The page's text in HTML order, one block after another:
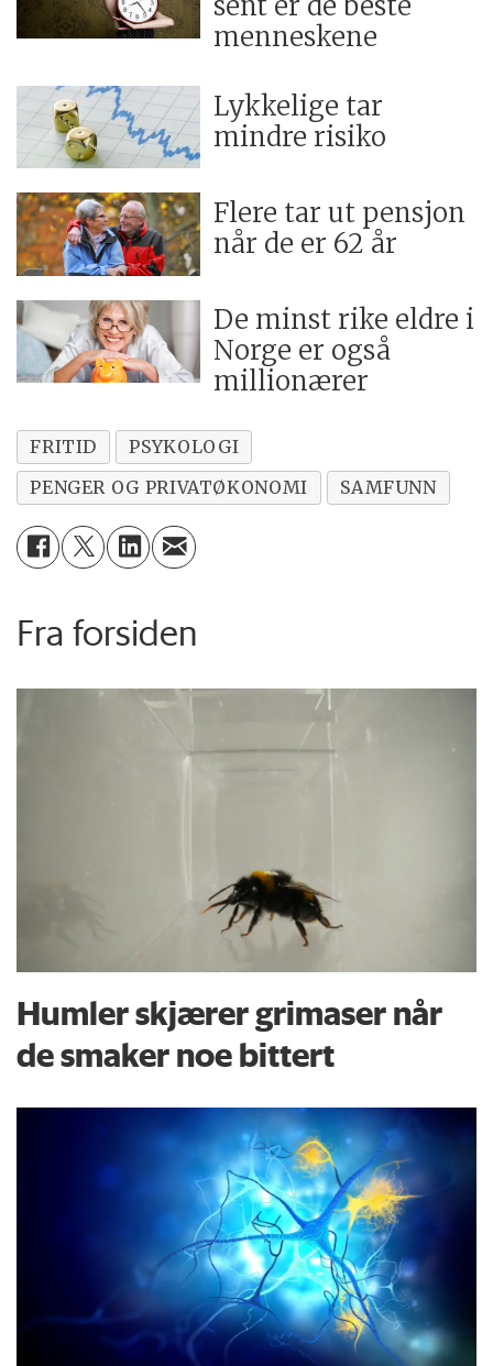
menneskene
Lykkelige tar
mindre risiko
Flere tar ut pensjon
når de er 62 år
De minst rike eldre i
Norge er også
millionærer
FRITID
PSYKOLOGI
PENGER OG PRIVATØKONOMI
SAMFUNN
Fra forsiden
Humler skjærer grimaser når
de smaker noe bittert